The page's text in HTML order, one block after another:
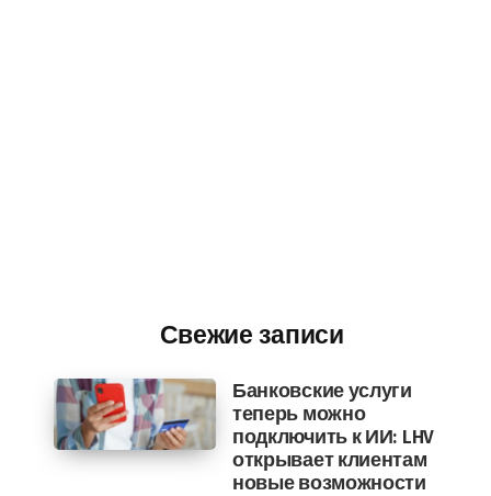
Свежие записи
Банковские услуги
теперь можно
подключить к ИИ: LHV
открывает клиентам
новые возможности